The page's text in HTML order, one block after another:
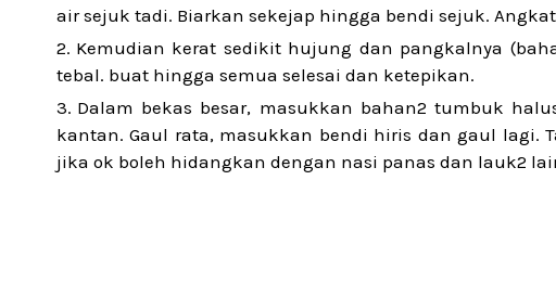
air sejuk tadi. Biarkan sekejap hingga bendi sejuk.
Kemudian kerat sedikit hujung dan pangkalnya
tebal. buat hingga semua selesai dan ketepikan.
Dalam bekas besar, masukkan bahan2 tumbuk
kantan. Gaul rata, masukkan bendi hiris dan gaul lagi.
jika ok boleh hidangkan dengan nasi panas dan lauk2